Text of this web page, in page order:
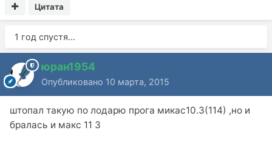
Цитата
1 год спустя...
юран1954
Опубликовано 10 марта, 2015
штопал такую по лодарю прога микас10.3(114) ,но и
бралась и макс 11 3